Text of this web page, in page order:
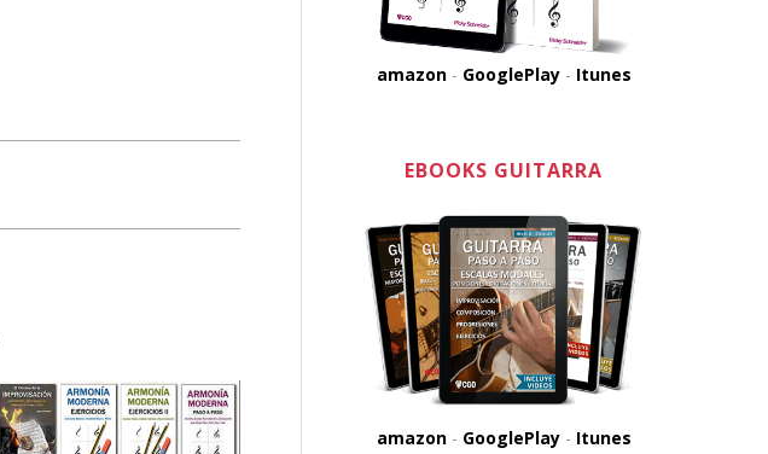
amazon- GooglePlay- Itunes
EBOOKS GUITARRA
amazon- GooglePlay- Itunes